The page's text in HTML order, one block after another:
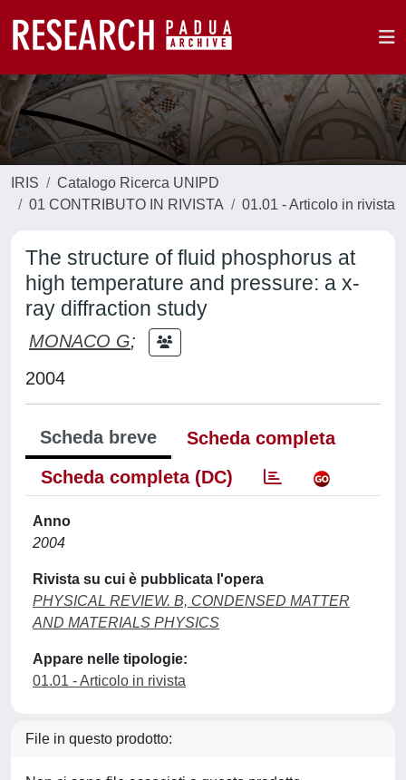
IRIS
Catalogo Ricerca UNIPD
01 CONTRIBUTO IN RIVISTA
01.01 - Articolo in rivista
The structure of fluid phosphorus at
high temperature and pressure: a x-
ray diffraction study
MONACO G;
2004
Scheda breve
Scheda completa
Scheda completa (DC)
Anno
2004
Rivista su cui è pubblicata l'opera
PHYSICAL REVIEW. B, CONDENSED MATTER
AND MATERIALS PHYSICS
Appare nelle tipologie:
01.01 - Articolo in rivista
File in questo prodotto: